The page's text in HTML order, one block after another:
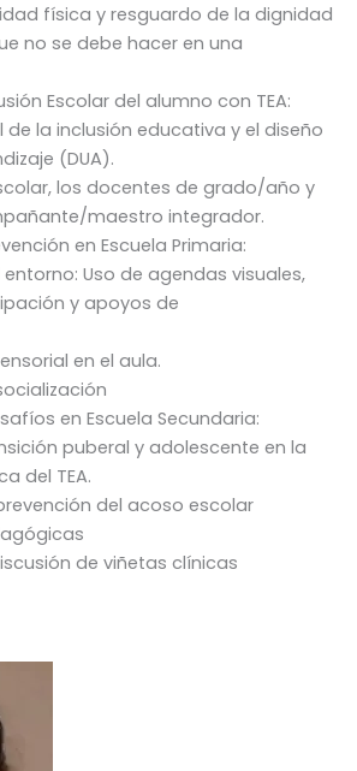
física y resguardo de la dignidad
no se debe hacer en una
Escolar del alumno con TEA:
la inclusión educativa y el diseño
(DUA).
los docentes de grado/año y
maestro integrador.
en Escuela Primaria:
Uso de agendas visuales,
y apoyos de
en el aula.
en Escuela Secundaria:
puberal y adolescente en la
del TEA.
del acoso escolar
de viñetas clínicas